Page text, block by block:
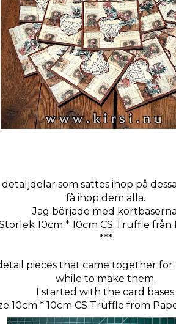
detaljdelar som sattes ihop på
få ihop dem alla.
Jag började med
10cm * 10cm CS Truffle från
***
pieces that came together for
while to make them.
I started with the card bases.
10cm * 10cm CS Truffle from